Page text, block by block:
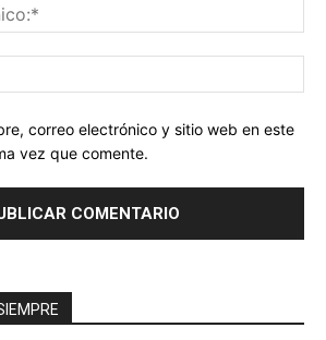
correo electrónico y sitio web en este
vez que comente.